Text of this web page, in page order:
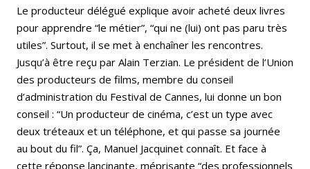
Le producteur délégué explique avoir acheté deux livres
pour apprendre “le métier”, “qui ne (lui) ont pas paru très
utiles”. Surtout, il se met à enchaîner les rencontres.
Jusqu’à être reçu par Alain Terzian. Le président de l’Union
des producteurs de films, membre du conseil
d’administration du Festival de Cannes, lui donne un bon
conseil : “Un producteur de cinéma, c’est un type avec
deux tréteaux et un téléphone, et qui passe sa journée
au bout du fil”. Ça, Manuel Jacquinet connaît. Et face à
cette réponse lancinante, méprisante “des professionnels